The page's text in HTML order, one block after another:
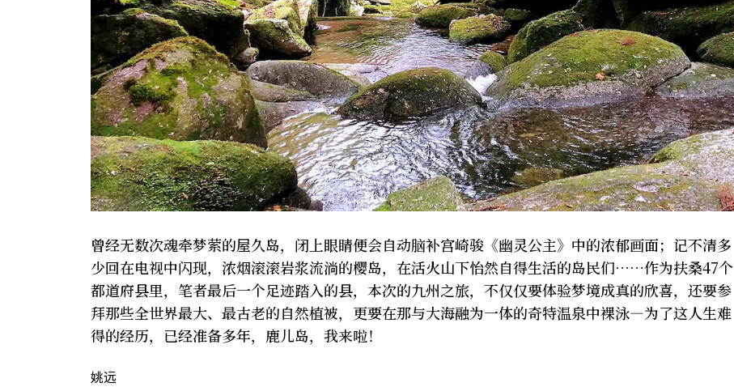
曾经无数次魂牵梦萦的屋久岛，闭上眼睛便会自动脑补宫崎骏《幽灵公主》中的浓郁画面；记不清多
少回在电视中闪现，浓烟滚滚岩浆流淌的樱岛，在活火山下怡然自得生活的岛民们……作为扶桑47个
都道府县里，笔者最后一个足迹踏入的县，本次的九州之旅，不仅仅要体验梦境成真的欣喜，还要参
拜那些全世界最大、最古老的自然植被，更要在那与大海融为一体的奇特温泉中裸泳――――为了这人生难
得的经历，已经准备多年，鹿儿岛，我来啦！
姚远